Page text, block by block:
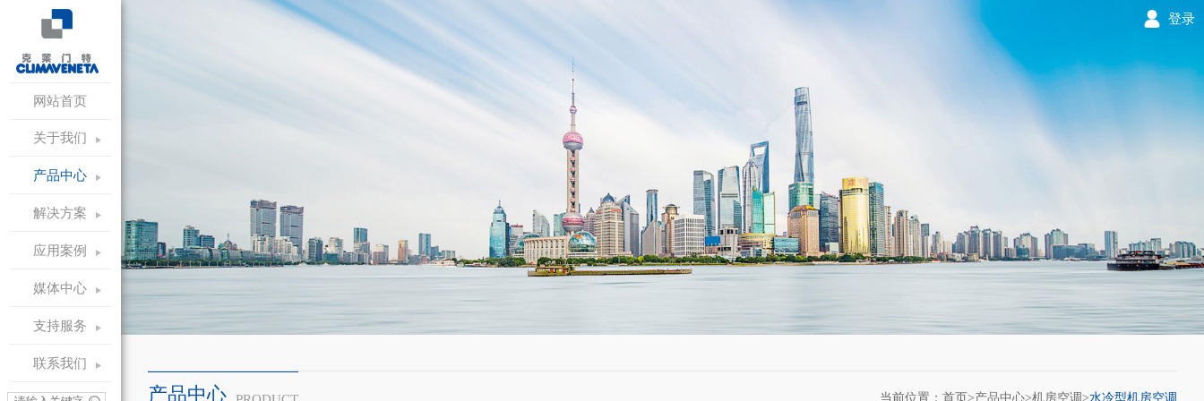
网站首页
关于我们
产品中心
解决方案
应用案例
媒体中心
支持服务
联系我们
登录
产品中心 当前位置：首页>产品中心>机房空调>水冷型机房空调